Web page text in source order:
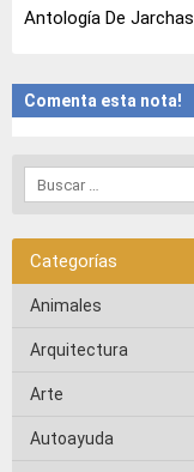
Antología De Jarchas
Comenta esta nota!
Categorías
Animales
Arquitectura
Arte
Autoayuda